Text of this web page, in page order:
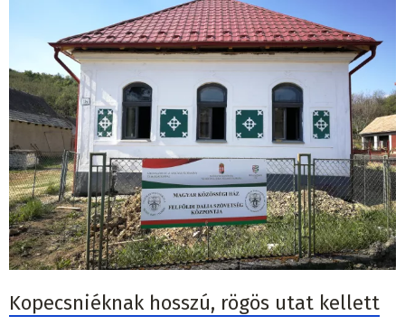
Kopecsniéknak hosszú, rögös utat kellett